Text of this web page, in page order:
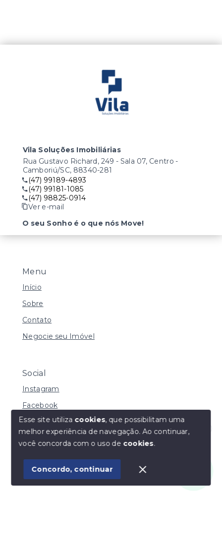
Olá! Estamos disponíveis para te ajudar.
Menu
Início
Sobre
Contato
Negocie seu Imóvel
Social
Instagram
Facebook
© Copyright 2026 - Vila Soluções Imobiliárias - Todos
SITE PARA IMOBILIARIA
Vila Soluções Imobiliárias
Rua Gustavo Richard, 249 - Sala 07, Centro -
Camboriú/SC, 88340-281
(47) 99189-4893
(47) 99181-1085
(47) 98825-0914
Ver e-mail
O seu Sonho é o que nós Move!
Esse site utiliza cookies, que possibilitam uma
melhor experiência de navegação.Ao continuar,
você concorda com o uso de cookies.
Concordo, continuar